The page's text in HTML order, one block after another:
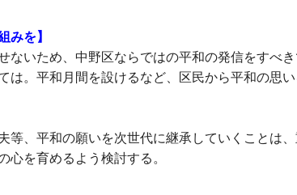
を】
いため、中野区ならではの平和の発信をすべ
。平和月間を設けるなど、区民から平和の思
、平和の願いを次世代に継承していくことは
を育めるよう検討する。